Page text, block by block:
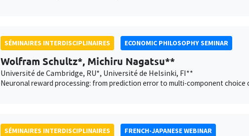
SÉMINAIRES INTERDISCIPLINAIRES ECONOMIC PHILOSOPHY SEMINAR
Wolfram Schultz*, Michiru Nagatsu**
Université de Cambridge, RU*, Université de Helsinki, FI**
Neuronal reward processing: from prediction error to multi-component choice
SÉMINAIRES INTERDISCIPLINAIRES FRENCH-JAPANESE WEBINAR